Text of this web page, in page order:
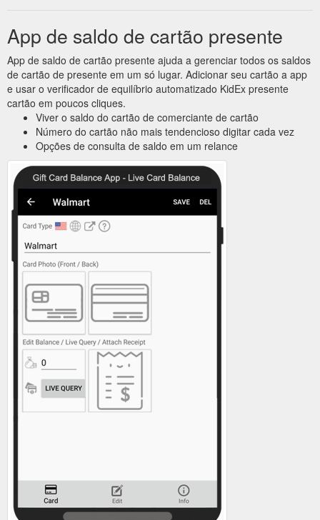
App de saldo de cartão presente
App de saldo de cartão presente ajuda a gerenciar todos os saldos
de cartão de presente em um só lugar. Adicionar seu cartão a app
e usar o verificador de equilíbrio automatizado KidEx presente
cartão em poucos cliques.
Viver o saldo do cartão de comerciante de cartão
Número do cartão não mais tendencioso digitar cada vez
Opções de consulta de saldo em um relance